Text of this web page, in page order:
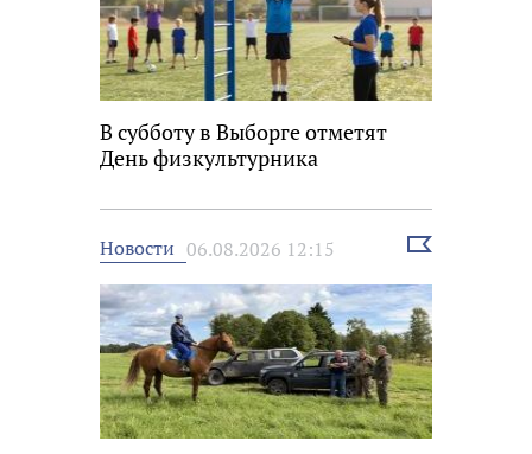
В субботу в Выборге отметят
День физкультурника
Новости 06.08.2026 12:15
Выбрать